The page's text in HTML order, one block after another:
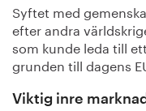
Syftet med
efter andra
som kunde leda till
grunden till dagens
Viktig inre marknad